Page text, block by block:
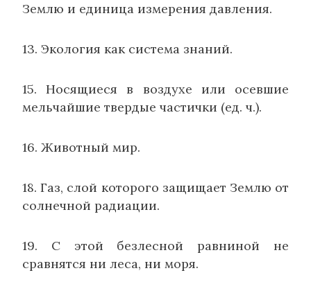
Землю и единица измерения давления.
13. Экология как система знаний.
15. Носящиеся в воздухе или осевшие
мельчайшие твердые частички (ед. ч.).
16. Животный мир.
18. Газ, слой которого защищает Землю от
солнечной радиации.
19. С этой безлесной равниной не
сравнятся ни леса, ни моря.